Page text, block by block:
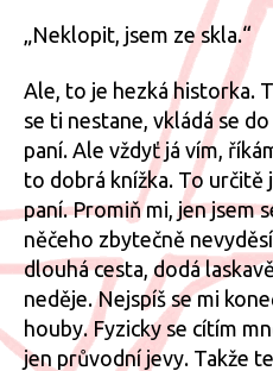
„Neklopit, jsem ze skla.“
Ale, to je hezká historka.
se ti nestane, vkládá se
paní. Ale vždyť já vím,
to dobrá knížka. To určitě
paní. Promiň mi, jen jsem
něčeho zbytečně
dlouhá cesta, dodá
neděje. Nejspíš se mi
houby. Fyzicky se cítím
jen průvodní jevy. Takže